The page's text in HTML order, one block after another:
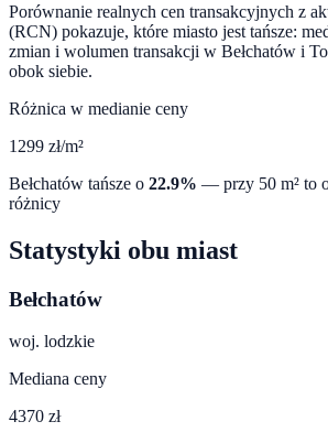
Porównanie realnych cen transakcyjnych z
(RCN) pokazuje, które miasto jest tańsze:
zmian i wolumen transakcji w Bełchatów i
obok siebie.
Różnica w medianie ceny
1299 zł/m²
Bełchatów tańsze o 22.9% — przy 50 m² to
różnicy
Statystyki obu miast
Bełchatów
woj. lodzkie
Mediana ceny
4370 zł